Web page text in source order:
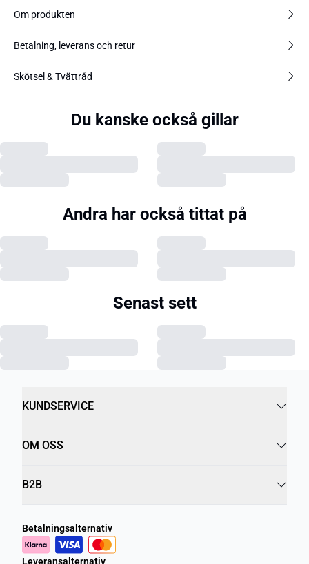
Om produkten
Betalning, leverans och retur
Skötsel & Tvättråd
Du kanske också gillar
Andra har också tittat på
Senast sett
KUNDSERVICE
OM OSS
B2B
Betalningsalternativ
Leveransalternativ